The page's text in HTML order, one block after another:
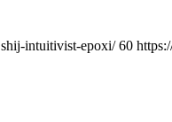
intuitivist-epoxi/ 60